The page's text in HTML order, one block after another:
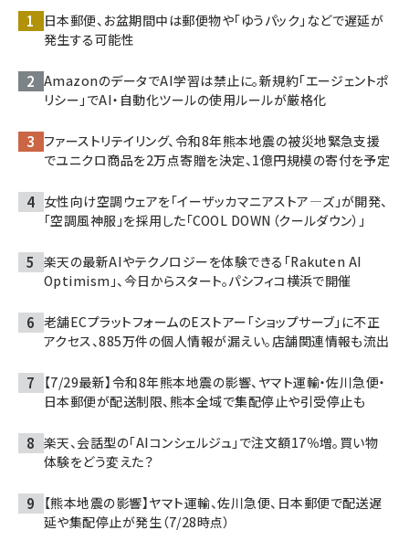
日本郵便、お盆期間中は郵便物や「ゆうパック」などで遅延が
発生する可能性
AmazonのデータでAI学習は禁止に。新規約「エージェントポ
リシー」でAI・自動化ツールの使用ルールが厳格化
ファーストリテイリング、令和8年熊本地震の被災地緊急支援
でユニクロ商品を2万点寄贈を決定、1億円規模の寄付を予定
女性向け空調ウェアを「イーザッカマニアストア―ズ」が開発、
「空調風神服」を採用した「COOL DOWN（クールダウン）」
楽天の最新AIやテクノロジーを体験できる「Rakuten AI
Optimism」、今日からスタート。パシフィコ横浜で開催
老舗ECプラットフォームのEストアー「ショップサーブ」に不正
アクセス、885万件の個人情報が漏えい。店舗関連情報も流出
【7/29最新】令和8年熊本地震の影響、ヤマト運輸・佐川急便・
日本郵便が配送制限、熊本全域で集配停止や引受停止も
楽天、会話型の「AIコンシェルジュ」で注文額17％増。買い物
体験をどう変えた？
【熊本地震の影響】ヤマト運輸、佐川急便、日本郵便で配送遅
延や集配停止が発生（7/28時点）